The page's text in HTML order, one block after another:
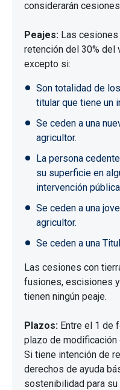
considerarán
Peajes: Las
retención del 30% del
excepto si:
Son totalidad de
titular que tiene un
Se ceden a una
agricultor.
La persona
su superficie en
intervención
Se ceden a una
agricultor.
Se ceden a una
Las cesiones con
fusiones, escisiones
tienen ningún peaje.
Plazos: Entre el 1 de
plazo de modificación
Si tiene intención de
derechos de ayuda
sostenibilidad para